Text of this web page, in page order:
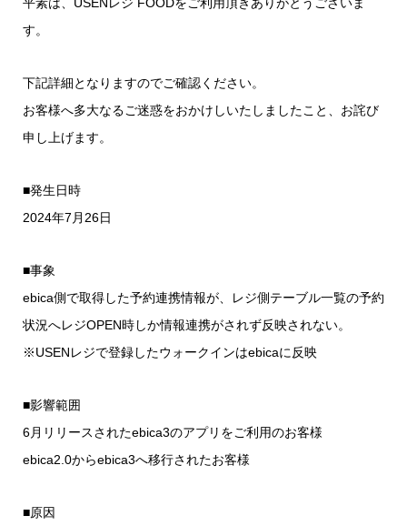
す。
下記詳細となりますのでご確認ください。
お客様へ多大なるご迷惑をおかけしいたしましたこと、お詫び
申し上げます。
■発生日時
2024年7月26日
■事象
ebica側で取得した予約連携情報が、レジ側テーブル一覧の予約
状況へレジOPEN時しか情報連携がされず反映されない。
※USENレジで登録したウォークインはebicaに反映
■影響範囲
6月リリースされたebica3のアプリをご利用のお客様
ebica2.0からebica3へ移行されたお客様
■原因